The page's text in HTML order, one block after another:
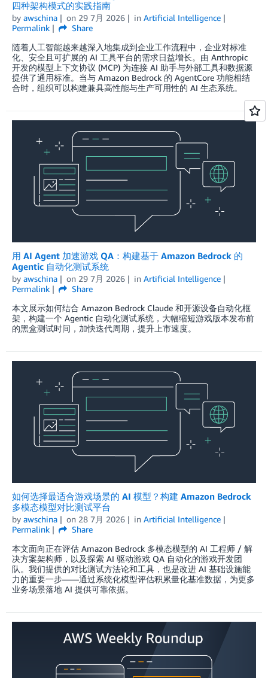
四种架构模式的实践指南
by awschina on 29 7月 2026 in Artificial Intelligence
Permalink
Share
随着人工智能越来越深入地集成到企业工作流程中，企业对标准
化、安全且可扩展的 AI 工具平台的需求日益增长。由 Anthropic
开发的模型上下文协议 (MCP) 为连接 AI 助手与外部工具和数据源
提供了通用标准。当与 Amazon Bedrock 的 AgentCore 功能相结
合时，组织可以构建兼具高性能与生产可用性的 AI 生态系统。
用 AI Agent 加速游戏 QA：构建基于 Amazon Bedrock 的
Agentic 自动化测试系统
by awschina on 29 7月 2026 in Artificial Intelligence
Permalink
Share
本文展示如何结合 Amazon Bedrock Claude 和开源设备自动化框
架，构建一个 Agentic 自动化测试系统，大幅缩短游戏版本发布前
的黑盒测试时间，加快迭代周期，提升上市速度。
如何选择最适合游戏场景的 AI 模型？构建 Amazon Bedrock
多模态模型对比测试平台
by awschina on 28 7月 2026 in Artificial Intelligence
Permalink
Share
本文面向正在评估 Amazon Bedrock 多模态模型的 AI 工程师 / 解
决方案架构师，以及探索 AI 驱动游戏 QA 自动化的游戏开发团
队。我们提供的对比测试方法论和工具，也是改进 AI 基础设施能
力的重要一步——通过系统化模型评估积累量化基准数据，为更多
业务场景落地 AI 提供可靠依据。